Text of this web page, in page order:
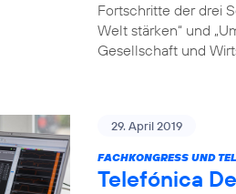
Fortschritte der drei
Welt stärken“ und
Gesellschaft und
29. April 2019
FACHKONGRESS UND
Telefónica